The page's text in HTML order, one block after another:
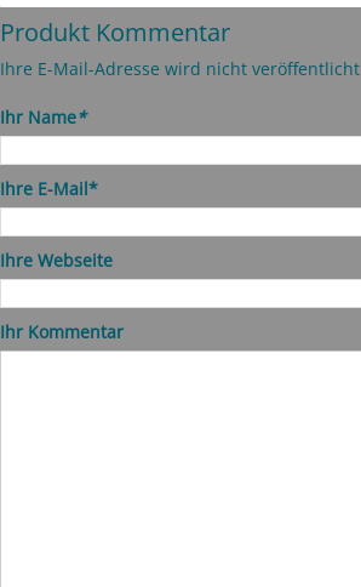
Produkt Kommentar
Ihre E-Mail-Adresse wird nicht veröffentlicht
Ihr Name*
Ihre E-Mail*
Ihre Webseite
Ihr Kommentar